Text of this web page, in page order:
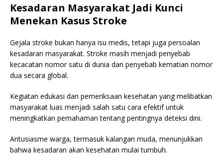
Kesadaran Masyarakat Jadi Kunci
Menekan Kasus Stroke
Gejala stroke bukan hanya isu medis, tetapi juga persoalan
kesadaran masyarakat. Stroke masih menjadi penyebab
kecacatan nomor satu di dunia dan penyebab kematian nomor
dua secara global.
Kegiatan edukasi dan pemeriksaan kesehatan yang melibatkan
masyarakat luas menjadi salah satu cara efektif untuk
meningkatkan pemahaman tentang pentingnya deteksi dini.
Antusiasme warga, termasuk kalangan muda, menunjukkan
bahwa kesadaran akan kesehatan mulai tumbuh.